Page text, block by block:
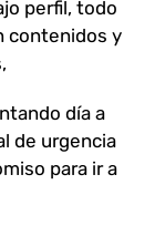
perfil, todo
contenidos y
día a
de urgencia
para ir a